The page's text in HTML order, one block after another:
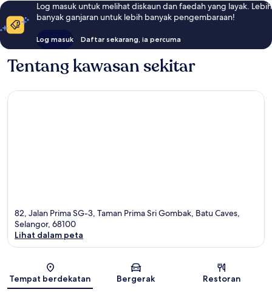
Log masuk untuk melihat diskaun dan faedah yang layak. Lebih
banyak ganjaran untuk lebih banyak pengembaraan!
Log masuk Daftar sekarang, ia percuma
Tentang kawasan sekitar
82, Jalan Prima SG-3, Taman Prima Sri Gombak, Batu Caves,
Selangor, 68100
Lihat dalam peta
Tempat berdekatan Bergerak Restoran